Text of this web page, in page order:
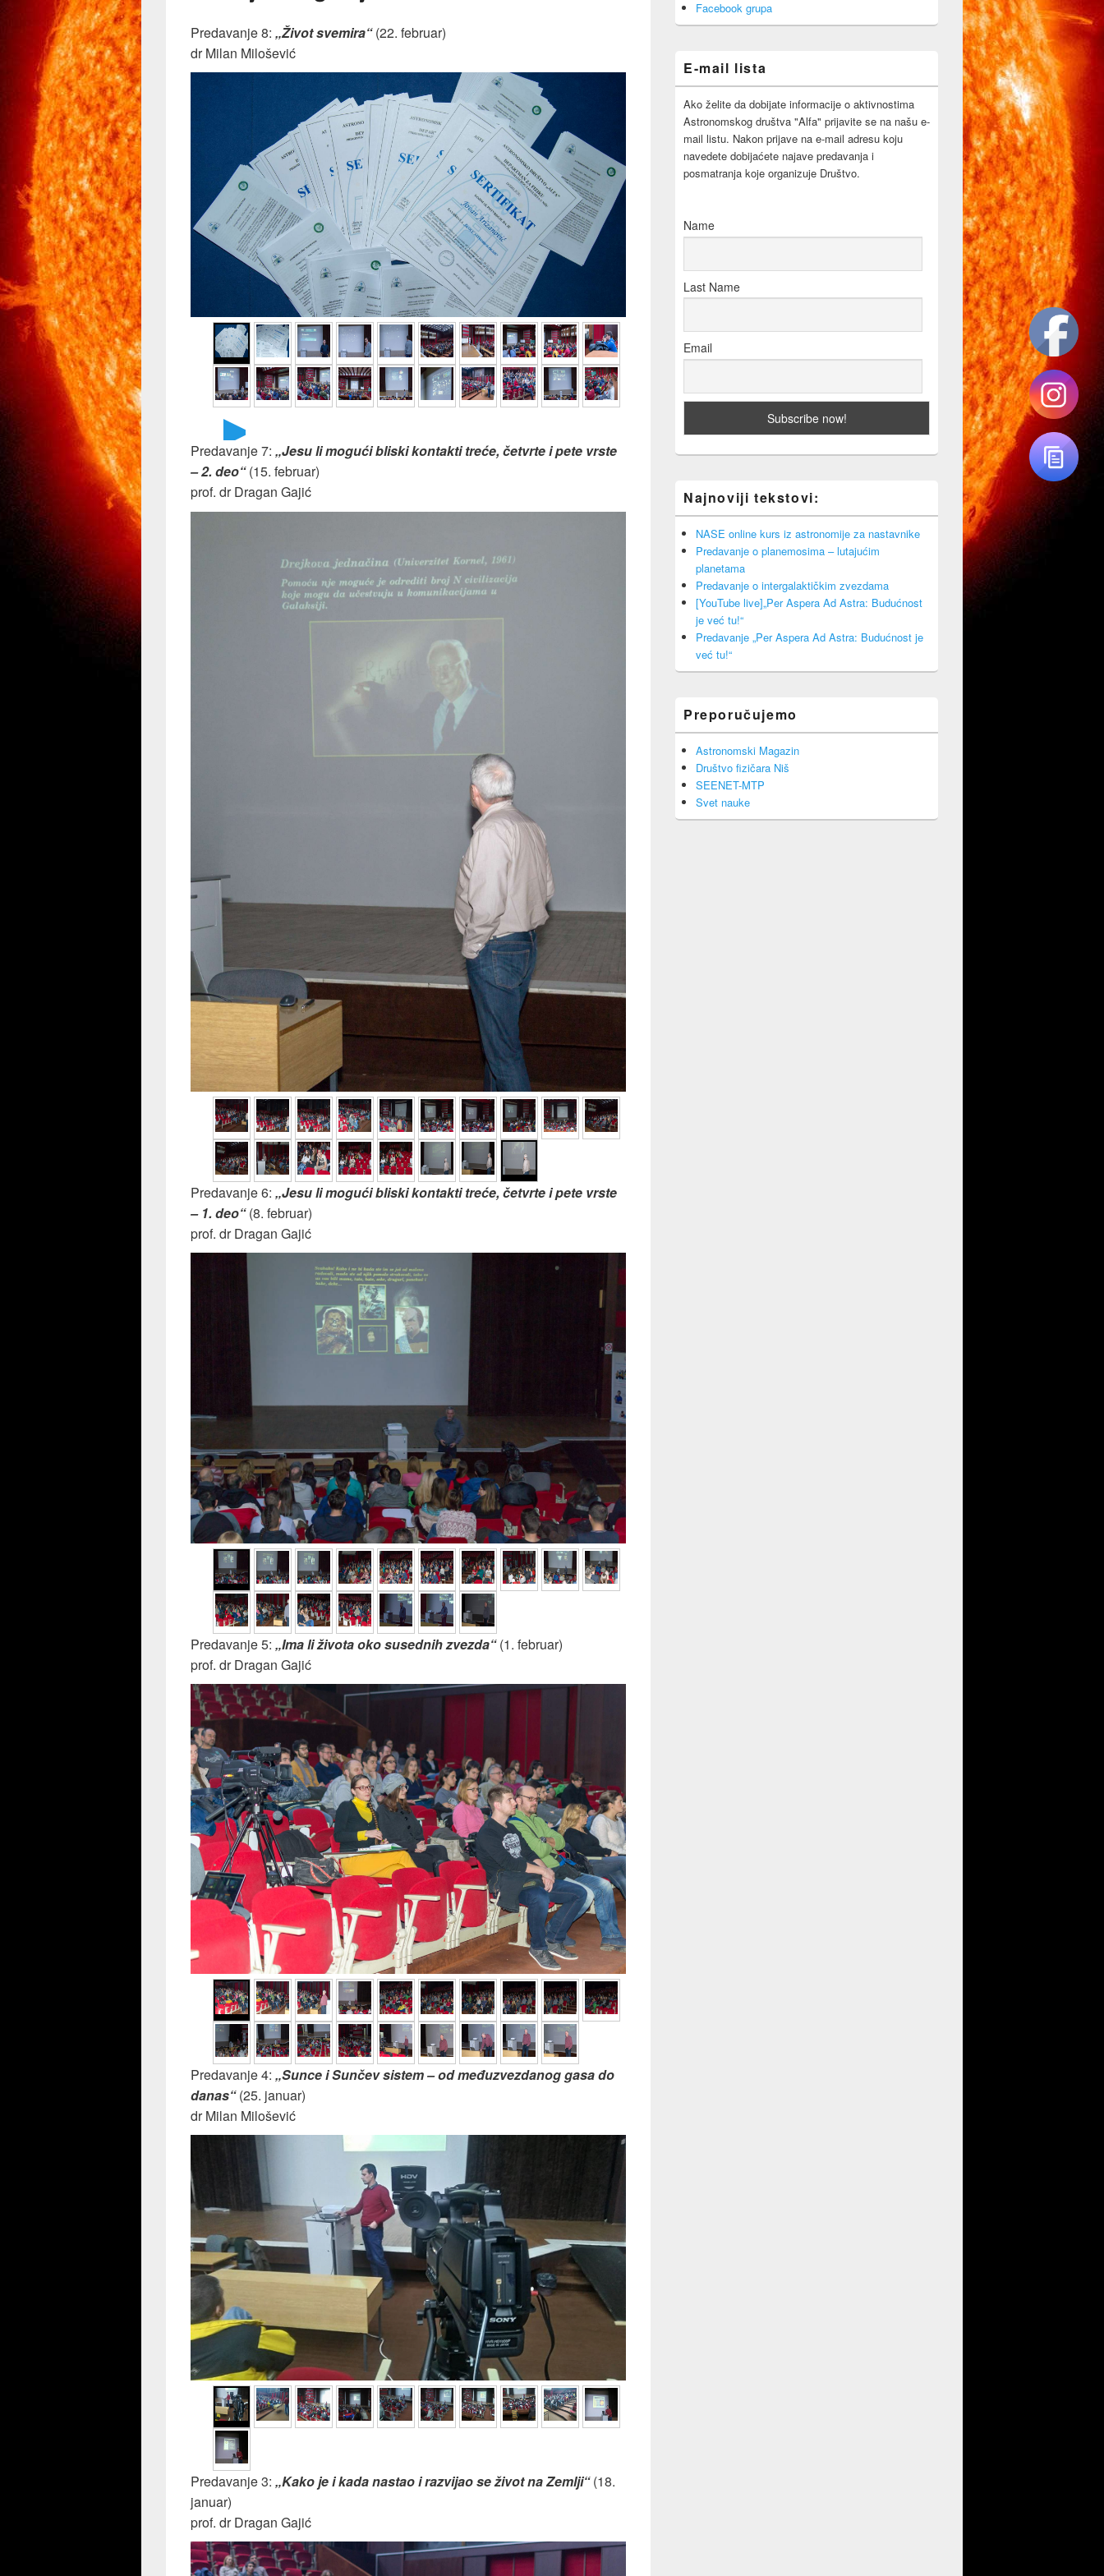
Predavanje 8: „Život svemira“(22. februar)
dr Milan Milošević
►
Predavanje 7: „Jesu li mogući bliski kontakti treće, četvrte i pete vrste
– 2. deo“(15. februar)
prof. dr Dragan Gajić
Predavanje 6: „Jesu li mogući bliski kontakti treće, četvrte i pete vrste
– 1. deo“(8. februar)
prof. dr Dragan Gajić
Predavanje 5: „Ima li života oko susednih zvezda“(1. februar)
prof. dr Dragan Gajić
Predavanje 4: „Sunce i Sunčev sistem – od međuzvezdanog gasa do
danas“(25. januar)
dr Milan Milošević
Predavanje 3: „Kako je i kada nastao i razvijao se život na Zemlji“(18.
januar)
prof. dr Dragan Gajić
Area Facebook grupa
E-mail lista
Ako želite da dobijate informacije o aktivnostima
Astronomskog društva "Alfa" prijavite se na našu e-
mail listu. Nakon prijave na e-mail adresu koju
navedete dobijaćete najave predavanja i
posmatranja koje organizuje Društvo.
Name
Last Name
Email
Najnoviji tekstovi:
NASE online kurs iz astronomije za nastavnike
Predavanje o planemosima – lutajućim
planetama
Predavanje o intergalaktičkim zvezdama
[YouTube live]„Per Aspera Ad Astra: Budućnost
je već tu!“
Predavanje „Per Aspera Ad Astra: Budućnost je
već tu!“
Preporučujemo
Astronomski Magazin
Društvo fizičara Niš
SEENET-MTP
Svet nauke